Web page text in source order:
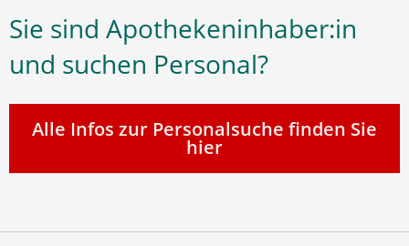
Sie sind Apothekeninhaber:in
und suchen Personal?
Alle Infos zur Personalsuche finden Sie
hier